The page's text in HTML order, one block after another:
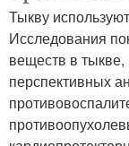
Тыкву
Исследования
веществ в тыкве,
перспективных